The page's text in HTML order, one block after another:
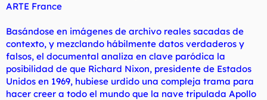
ARTE France
Basándose en imágenes de archivo reales sacadas de
contexto, y mezclando hábilmente datos verdaderos y
falsos, el documental analiza en clave paródica la
posibilidad de que Richard Nixon, presidente de Estados
Unidos en 1969, hubiese urdido una compleja trama para
hacer creer a todo el mundo que la nave tripulada Apollo